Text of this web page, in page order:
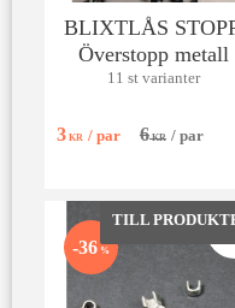
BLIXTLÅS
Överstopp metall
11 st varianter
3KR / par 6KR / par
36 %